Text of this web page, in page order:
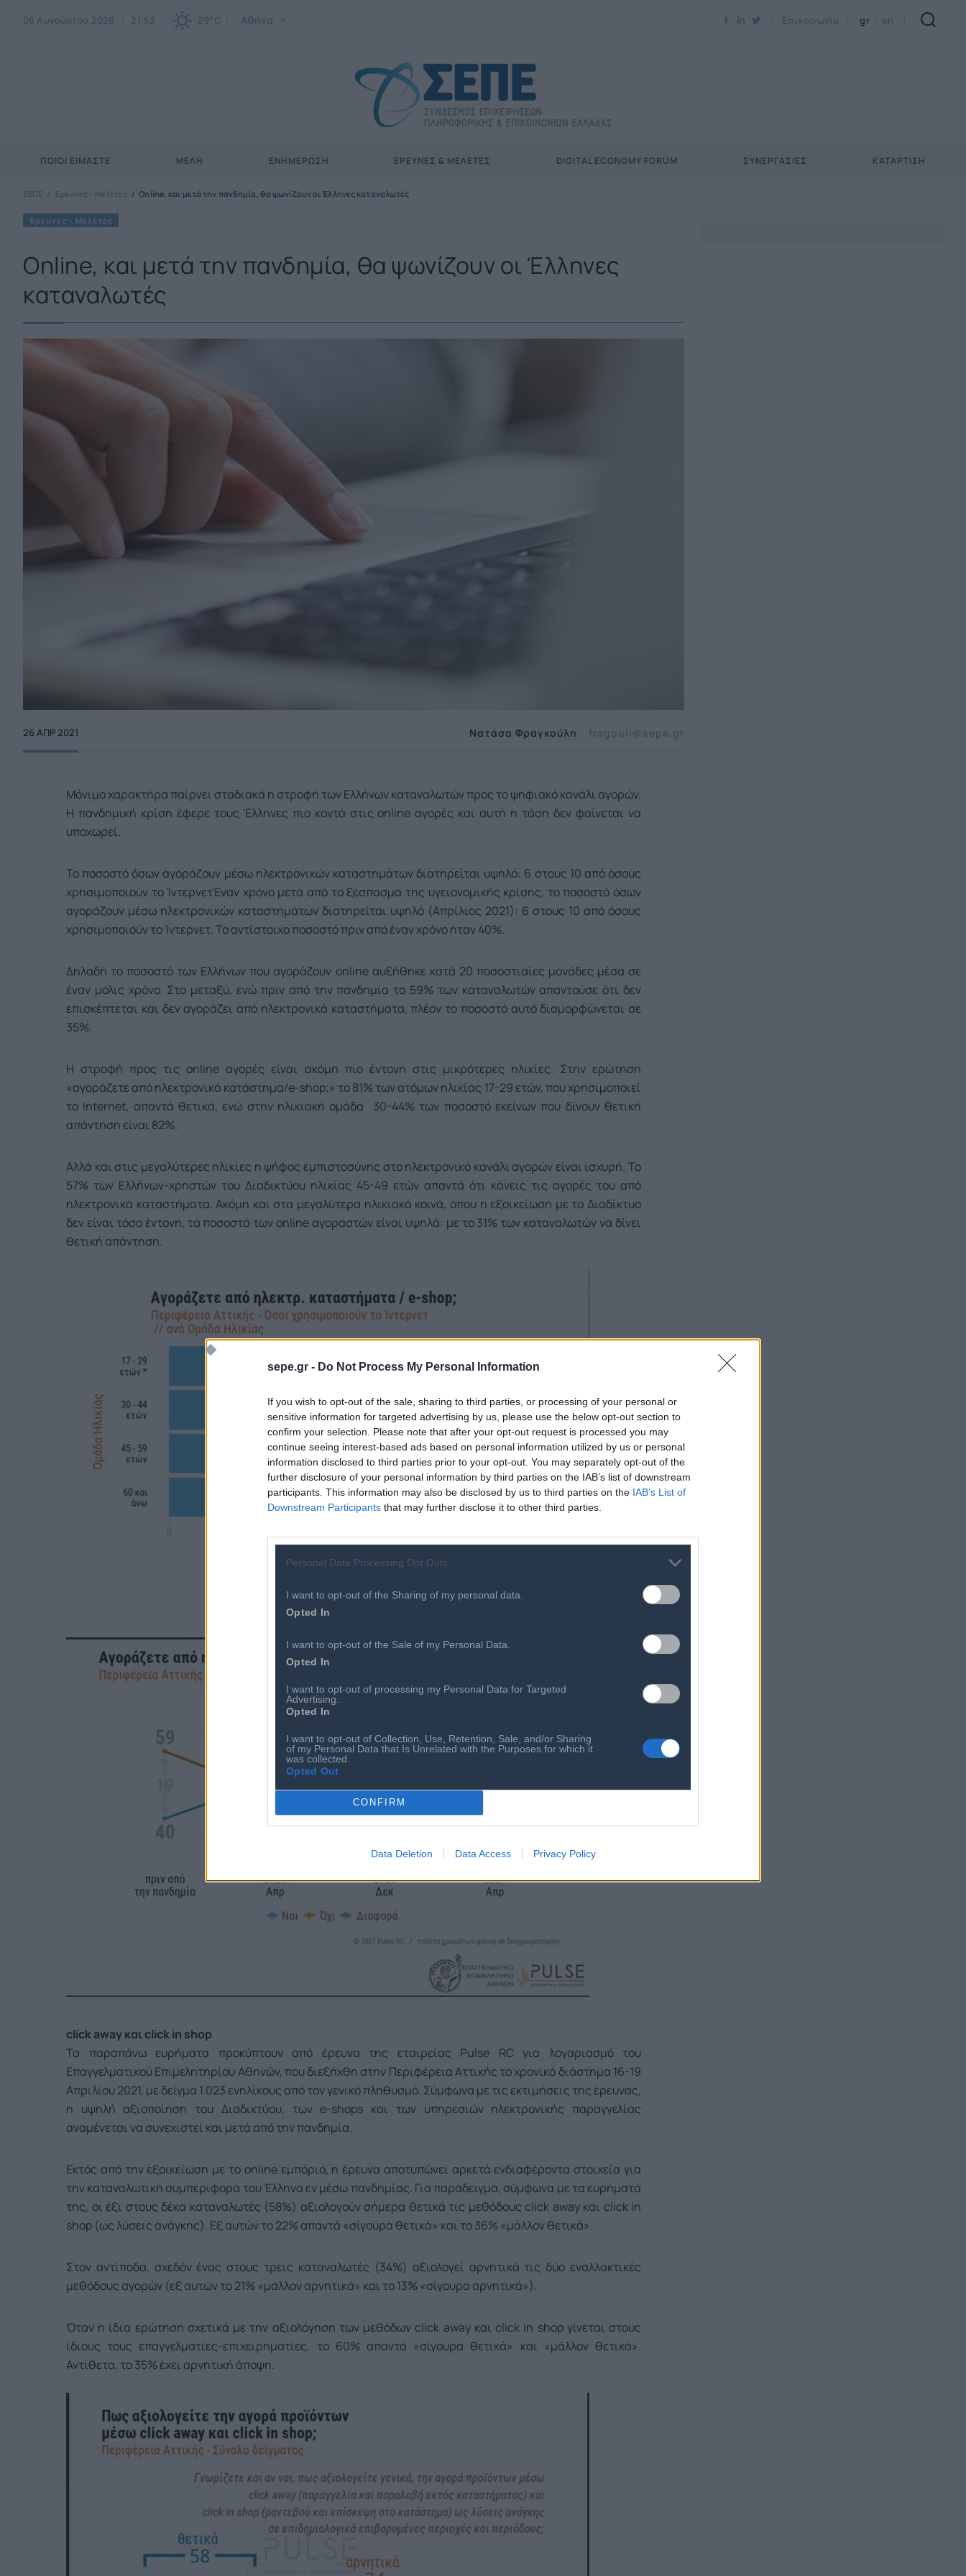
sepe.gr - Do Not Process My Personal Information
If you wish to opt-out of the sale, sharing to third parties, or processing of your personal or
sensitive information for targeted advertising by us, please use the below opt-out section to
confirm your selection. Please note that after your opt-out request is processed you may
continue seeing interest-based ads based on personal information utilized by us or personal
information disclosed to third parties prior to your opt-out. You may separately opt-out of the
further disclosure of your personal information by third parties on the IAB’s list of downstream
participants. This information may also be disclosed by us to third parties on the IAB’s List of
Downstream Participants that may further disclose it to other third parties.
Personal Data Processing Opt Outs
I want to opt-out of the Sharing of my personal data.
Opted In
I want to opt-out of the Sale of my Personal Data.
Opted In
I want to opt-out of processing my Personal Data for Targeted
Advertising.
Opted In
I want to opt-out of Collection, Use, Retention, Sale, and/or Sharing
of my Personal Data that Is Unrelated with the Purposes for which it
was collected.
Opted Out
CONFIRM
Data Deletion Data Access Privacy Policy
06 Αυγούστου 2026 21:52 29°C Αθήνα Επικοινωνία gr en
ΠΟΙΟΙ ΕΊΜΑΣΤΕ ΜΈΛΗ ΕΝΗΜΕΡΩΣΗ ΈΡΕΥΝΕΣ & ΜΕΛΈΤΕΣ DIGITAL ECONOMY FORUM ΣΥΝΕΡΓΑΣΊΕΣ ΚΑΤΆΡΤΙΣΗ
ΣΕΠΕ Έρευνες - Μελέτες Online, και μετά την πανδημία, θα ψωνίζουν οι Έλληνες καταναλωτές
Έρευνες - Μελέτες
Online, και μετά την πανδημία, θα ψωνίζουν οι Έλληνες
καταναλωτές
26 ΑΠΡ 2021 Νατάσα Φραγκούλη fragouli@sepe.gr
Μόνιμο χαρακτήρα παίρνει σταδιακά η στροφή των Ελλήνων καταναλωτών προς το ψηφιακό κανάλι αγορών.
Η πανδημική κρίση έφερε τους Έλληνες πιο κοντά στις online αγορές και αυτή η τάση δεν φαίνεται να
υποχωρεί.
Το ποσοστό όσων αγοράζουν μέσω ηλεκτρονικών καταστημάτων διατηρείται υψηλό: 6 στους 10 από όσους
χρησιμοποιούν το ΊντερνετΈναν χρόνο μετά από το ξέσπασμα της υγειονομικής κρίσης, το ποσοστό όσων
αγοράζουν μέσω ηλεκτρονικών καταστημάτων διατηρείται υψηλό (Απρίλιος 2021): 6 στους 10 από όσους
χρησιμοποιούν το Ίντερνετ. Το αντίστοιχο ποσοστό πριν από έναν χρόνο ήταν 40%.
Δηλαδή το ποσοστό των Ελλήνων που αγοράζουν online αυξήθηκε κατά 20 ποσοστιαίες μονάδες μέσα σε
έναν μόλις χρόνο. Στο μεταξύ, ενώ πριν από την πανδημία το 59% των καταναλωτών απαντούσε ότι δεν
επισκέπτεται και δεν αγοράζει από ηλεκτρονικά καταστήματα, πλέον το ποσοστό αυτό διαμορφώνεται σε
35%.
Η στροφή προς τις online αγορές είναι ακόμη πιο έντονη στις μικρότερες ηλικίες. Στην ερώτηση
«αγοράζετε από ηλεκτρονικό κατάστημα/e-shop;» το 81% των ατόμων ηλικίας 17-29 ετών, που χρησιμοποιεί
το Internet, απαντά θετικά, ενώ στην ηλικιακή ομάδα 30-44% των ποσοστό εκείνων που δίνουν θετική
απάντηση είναι 82%.
Αλλά και στις μεγαλύτερες ηλικίες η ψήφος εμπιστοσύνης στο ηλεκτρονικό κανάλι αγορών είναι ισχυρή. Το
57% των Ελλήνων-χρηστών του Διαδικτύου ηλικίας 45-49 ετών απαντά ότι κάνεις τις αγορές του από
ηλεκτρονικά καταστήματα. Ακόμη και στα μεγαλύτερα ηλικιακά κοινά, όπου η εξοικείωση με το Διαδίκτυο
δεν είναι τόσο έντονη, τα ποσοστά των online αγοραστών είναι υψηλά: με το 31% των καταναλωτών να δίνει
θετική απάντηση.
click away και click in shop
Τα παραπάνω ευρήματα προκύπτουν από έρευνα της εταιρείας Pulse RC για λογαριασμό του
Επαγγελματικού Επιμελητηρίου Αθηνών, που διεξήχθη στην Περιφέρεια Αττικής το χρονικό διάστημα 16-19
Απριλίου 2021, με δείγμα 1.023 ενηλίκους από τον γενικό πληθυσμό. Σύμφωνα με τις εκτιμήσεις της έρευνας,
η υψηλή αξιοποίηση του Διαδικτύου, των e-shops και των υπηρεσιών ηλεκτρονικής παραγγελίας
αναμένεται να συνεχιστεί και μετά από την πανδημία.
Εκτός από την εξοικείωση με το online εμπόριο, η έρευνα αποτυπώνει αρκετά ενδιαφέροντα στοιχεία για
την καταναλωτική συμπεριφορά του Έλληνα εν μέσω πανδημίας. Για παράδειγμα, σύμφωνα με τα ευρήματά
της, οι έξι στους δέκα καταναλωτές (58%) αξιολογούν σήμερα θετικά τις μεθόδους click away και click in
shop (ως λύσεις ανάγκης). Εξ αυτών το 22% απαντά «σίγουρα θετικά» και το 36% «μάλλον θετικά».
Στον αντίποδα, σχεδόν ένας στους τρεις καταναλωτές (34%) αξιολογεί αρνητικά τις δύο εναλλακτικές
μεθόδους αγορών (εξ αυτών το 21% «μάλλον αρνητικά» και το 13% «σίγουρα αρνητικά»).
Όταν η ίδια ερώτηση σχετικά με την αξιολόγηση των μεθόδων click away και click in shop γίνεται στους
ίδιους τους επαγγελματίες-επιχειρηματίες, το 60% απαντά «σίγουρα θετικά» και «μάλλον θετικά».
Αντίθετα, το 35% έχει αρνητική άποψη.
Newsletter Email*